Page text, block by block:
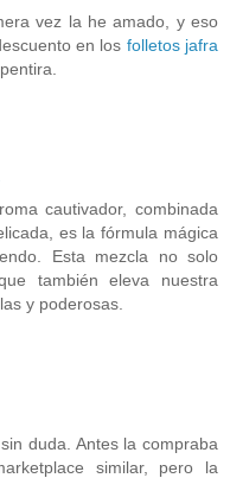
vez la he amado, y eso
en los folletos jafra
cautivador, combinada
es la fórmula mágica
Esta mezcla no solo
también eleva nuestra
y poderosas.
duda. Antes la compraba
similar, pero la